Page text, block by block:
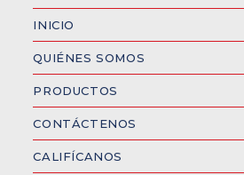
INICIO
QUIÉNES SOMOS
PRODUCTOS
CONTÁCTENOS
CALIFÍCANOS